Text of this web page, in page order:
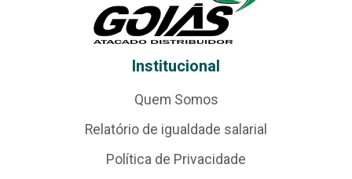
Institucional
Quem Somos
Relatório de igualdade salarial
Política de Privacidade